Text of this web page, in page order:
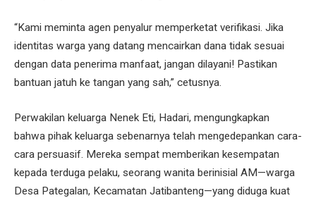
“Kami meminta agen penyalur memperketat verifikasi. Jika
identitas warga yang datang mencairkan dana tidak sesuai
dengan data penerima manfaat, jangan dilayani! Pastikan
bantuan jatuh ke tangan yang sah,” cetusnya.
Perwakilan keluarga Nenek Eti, Hadari, mengungkapkan
bahwa pihak keluarga sebenarnya telah mengedepankan cara-
cara persuasif. Mereka sempat memberikan kesempatan
kepada terduga pelaku, seorang wanita berinisial AM—warga
Desa Pategalan, Kecamatan Jatibanteng—yang diduga kuat